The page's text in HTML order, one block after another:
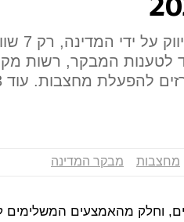
מתוך 18
לטענות המבקר, רשות
מחצבות מבקר המדינה
וחלק מהאמצעים